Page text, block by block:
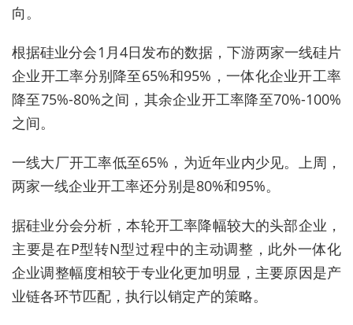
向。
根据硅业分会1月4日发布的数据，下游两家一线硅片
企业开工率分别降至65%和95%，一体化企业开工率
降至75%-80%之间，其余企业开工率降至70%-100%
之间。
一线大厂开工率低至65%，为近年业内少见。 上周，
两家一线企业开工率还分别是80%和95%。
据硅业分会分析，本轮开工率降幅较大的头部企业，
主要是在P型转N型过程中的主动调整，此外一体化
企业调整幅度相较于专业化更加明显，主要原因是产
业链各环节匹配，执行以销定产的策略。